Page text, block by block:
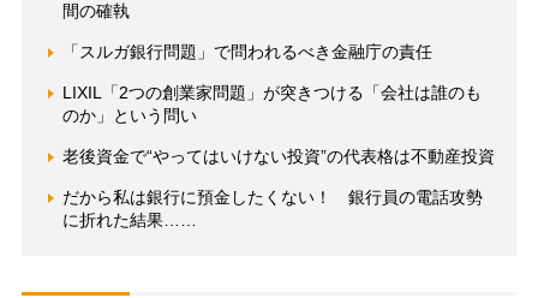
間の確執
「スルガ銀行問題」で問われるべき金融庁の責任
LIXIL「2つの創業家問題」が突きつける「会社は誰のも
のか」という問い
老後資金で“やってはいけない投資”の代表格は不動産投資
だから私は銀行に預金したくない！ 銀行員の電話攻勢
に折れた結果……